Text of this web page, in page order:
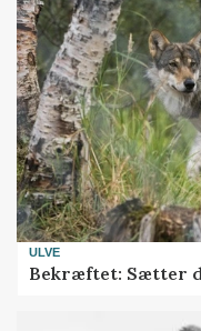
ULVE
Bekræftet: Sætter